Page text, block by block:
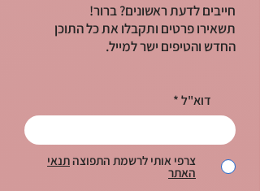
חייבים לדעת ראשונים? ברור!
תשאירו פרטים ותקבלו את כל התוכן
החדש והטיפים ישר למייל.
דוא"ל
צרפי אותי לרשמת התפוצהתנאי
האתר